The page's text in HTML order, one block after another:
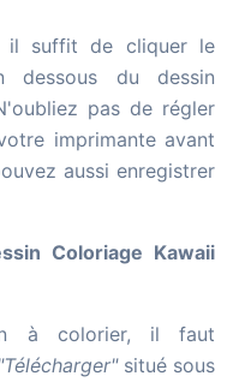
il suffit de cliquer le
du dessin
pas de régler
imprimante avant
aussi enregistrer
Coloriage Kawaii
à colorier, il faut
situé sous